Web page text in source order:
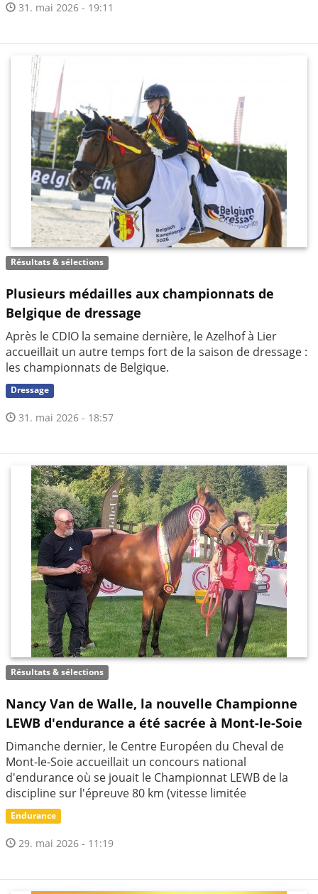
31. mai 2026 - 19:11
Résultats & sélections
Plusieurs médailles aux championnats de
Belgique de dressage
Après le CDIO la semaine dernière, le Azelhof à Lier
accueillait un autre temps fort de la saison de dressage :
les championnats de Belgique.
Dressage
31. mai 2026 - 18:57
Résultats & sélections
Nancy Van de Walle, la nouvelle Championne
LEWB d'endurance a été sacrée à Mont-le-Soie
Dimanche dernier, le Centre Européen du Cheval de
Mont-le-Soie accueillait un concours national
d'endurance où se jouait le Championnat LEWB de la
discipline sur l'épreuve 80 km (vitesse limitée
Endurance
29. mai 2026 - 11:19